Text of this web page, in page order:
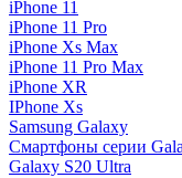
iPhone 11
iPhone 11 Pro
iPhone Xs Max
iPhone 11 Pro Max
iPhone XR
IPhone Xs
Samsung Galaxy
Смартфоны серии
Galaxy S20 Ultra